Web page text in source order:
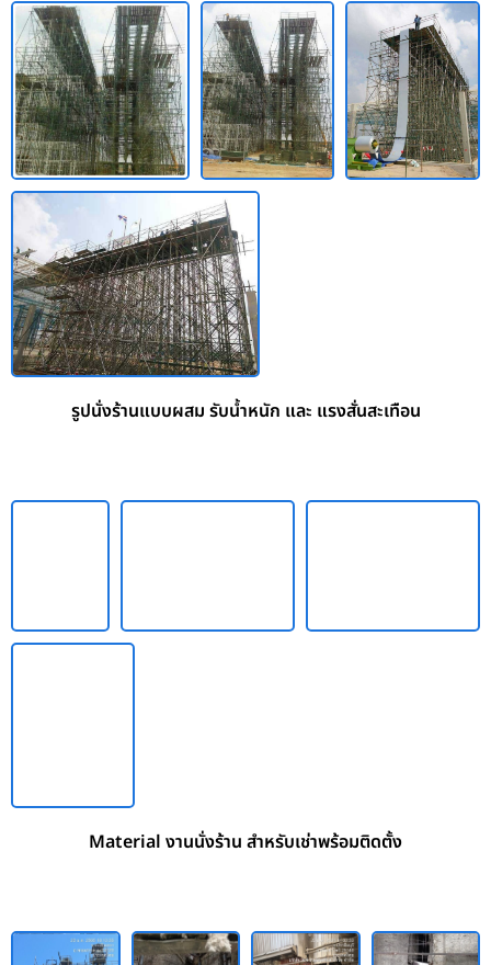
รูปนั่งร้านแบบผสม รับน้ำหนัก และ แรงสั่นสะเทือน
Material งานนั่งร้าน สำหรับเช่าพร้อมติดตั้ง